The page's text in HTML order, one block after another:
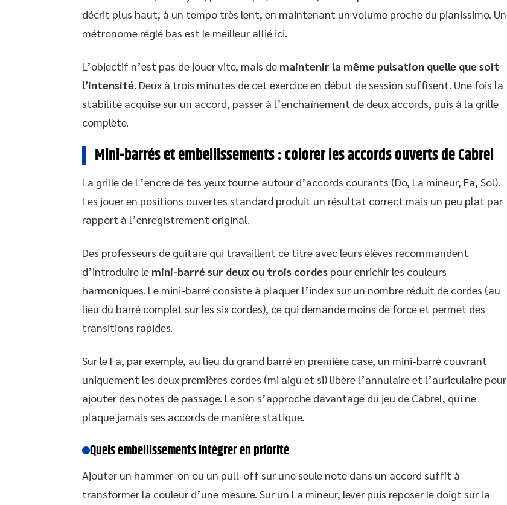
décrit plus haut, à un tempo très lent, en maintenant un volume proche du pianissimo. Un
métronome réglé bas est le meilleur allié ici.
L’objectif n’est pas de jouer vite, mais de maintenir la même pulsation quelle que soit
l’intensité. Deux à trois minutes de cet exercice en début de session suffisent. Une fois la
stabilité acquise sur un accord, passer à l’enchaînement de deux accords, puis à la grille
complète.
Mini-barrés et embellissements : colorer les accords ouverts de Cabrel
La grille de L’encre de tes yeux tourne autour d’accords courants (Do, La mineur, Fa, Sol).
Les jouer en positions ouvertes standard produit un résultat correct mais un peu plat par
rapport à l’enregistrement original.
Des professeurs de guitare qui travaillent ce titre avec leurs élèves recommandent
d’introduire le mini-barré sur deux ou trois cordes pour enrichir les couleurs
harmoniques. Le mini-barré consiste à plaquer l’index sur un nombre réduit de cordes (au
lieu du barré complet sur les six cordes), ce qui demande moins de force et permet des
transitions rapides.
Sur le Fa, par exemple, au lieu du grand barré en première case, un mini-barré couvrant
uniquement les deux premières cordes (mi aigu et si) libère l’annulaire et l’auriculaire pour
ajouter des notes de passage. Le son s’approche davantage du jeu de Cabrel, qui ne
plaque jamais ses accords de manière statique.
Quels embellissements intégrer en priorité
Ajouter un hammer-on ou un pull-off sur une seule note dans un accord suffit à
transformer la couleur d’une mesure. Sur un La mineur, lever puis reposer le doigt sur la